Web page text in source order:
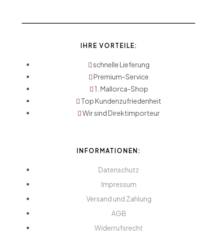
IHRE VORTEILE:
schnelle Lieferung
Premium-Service
1. Mallorca-Shop
Top Kundenzufriedenheit
Wir sind Direktimporteur
INFORMATIONEN:
Datenschutz
Impressum
Versand und Zahlung
AGB
Widerrufsrecht